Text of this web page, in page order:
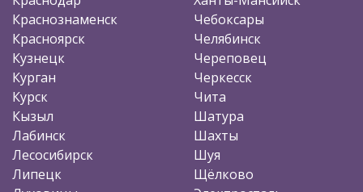
Краснознаменск
Красноярск
Кузнецк
Курган
Курск
Кызыл
Лабинск
Лесосибирск
Липецк
Чебоксары
Челябинск
Череповец
Черкесск
Чита
Шатура
Шахты
Шуя
Щёлково